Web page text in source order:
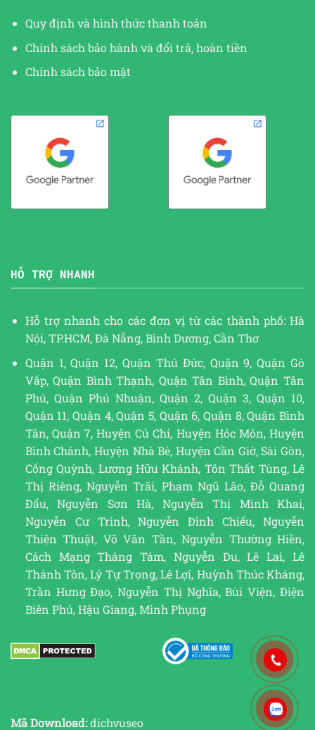
Quy định và hình thức thanh toán
Chính sách bảo hành và đổi trả, hoàn tiền
Chính sách bảo mật
HỖ TRỢ NHANH
Hỗ trợ nhanh cho các đơn vị từ các thành phố: Hà
Nội, TP.HCM, Đà Nẵng, Bình Dương, Cần Thơ
Quận 1, Quận 12, Quận Thủ Đức, Quận 9, Quận Gò
Vấp, Quận Bình Thạnh, Quận Tân Bình, Quận Tân
Phú, Quận Phú Nhuận, Quận 2, Quận 3, Quận 10,
Quận 11, Quận 4, Quận 5, Quận 6, Quận 8, Quận Bình
Tân, Quận 7, Huyện Củ Chi, Huyện Hóc Môn, Huyện
Bình Chánh, Huyện Nhà Bè, Huyện Cần Giờ, Sài Gòn,
Cống Quỳnh, Lương Hữu Khánh, Tôn Thất Tùng, Lê
Thị Riêng, Nguyễn Trãi, Phạm Ngũ Lão, Đỗ Quang
Đẩu, Nguyễn Sơn Hà, Nguyễn Thị Minh Khai,
Nguyễn Cư Trinh, Nguyễn Đình Chiểu, Nguyễn
Thiện Thuật, Võ Văn Tần, Nguyễn Thường Hiền,
Cách Mạng Tháng Tám, Nguyễn Du, Lê Lai, Lê
Thánh Tôn, Lý Tự Trọng, Lê Lợi, Huỳnh Thúc Kháng,
Trần Hưng Đạo, Nguyễn Thị Nghĩa, Bùi Viện, Điện
Biên Phủ, Hậu Giang, Minh Phụng
Mã Download:dichvuseo